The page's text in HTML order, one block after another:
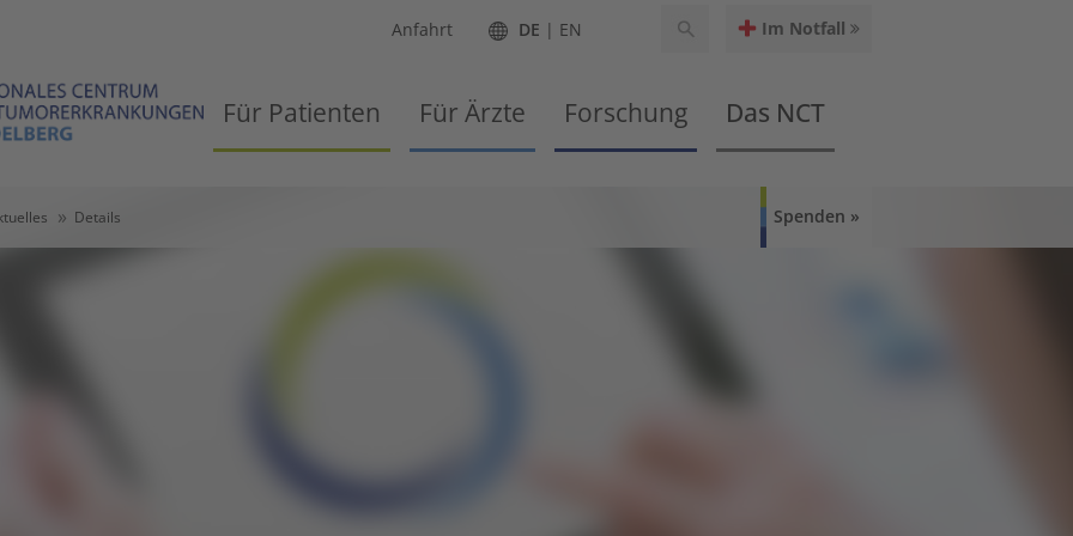
Anfahrt DE EN Im Notfall
Für Patienten Für Ärzte Forschung Das NCT
Spenden
Details